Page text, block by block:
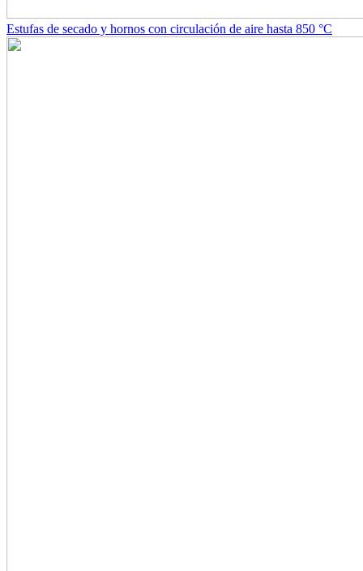
Estufas de secado y hornos con circulación de aire hasta 850 °C